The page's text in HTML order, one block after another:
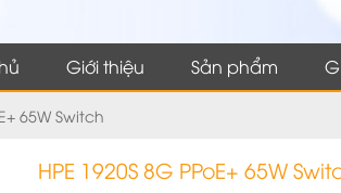
Giới thiệu Sản phẩm
65W Switch
HPE 1920S 8G PPoE+ 65W